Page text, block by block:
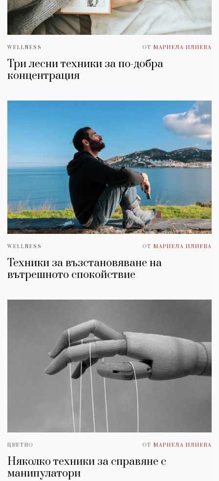
WELLNESS ОТ МАРИЕЛА ИЛИЕВА
Три лесни техники за по-добра
концентрация
WELLNESS ОТ МАРИЕЛА ИЛИЕВА
Техники за възстановяване на
вътрешното спокойствие
ЦВЕТНО ОТ МАРИЕЛА ИЛИЕВА
Няколко техники за справяне с
манипулатори